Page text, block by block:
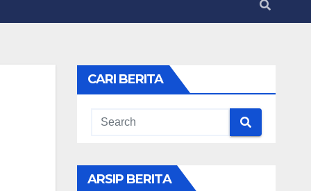
CARI BERITA
ARSIP BERITA